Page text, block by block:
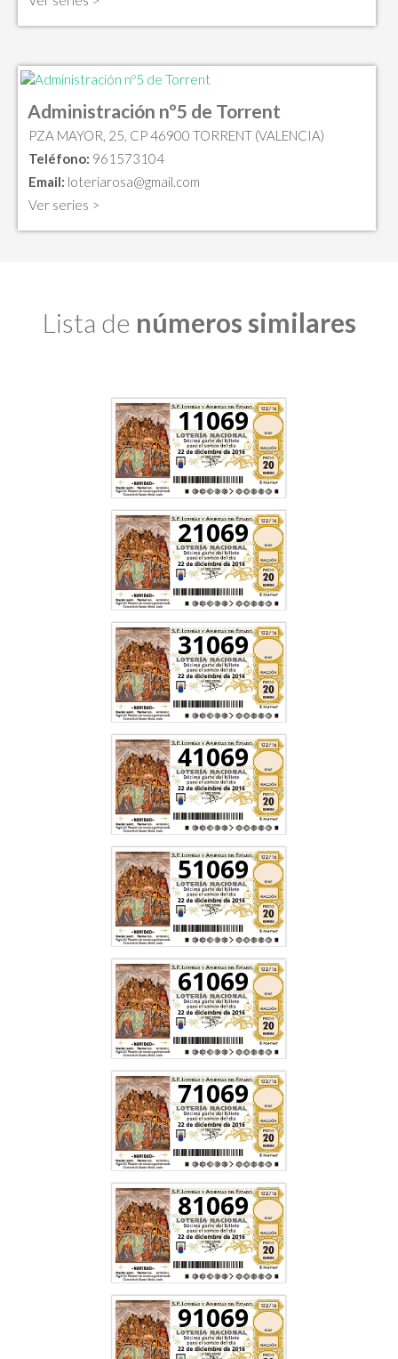
Administración nº5 de Torrent
PZA MAYOR, 25, CP 46900 TORRENT (VALENCIA)
Teléfono: 961573104
Email: loteriarosa@gmail.com
Ver series >
Lista de números similares
11069
21069
31069
41069
51069
61069
71069
81069
91069